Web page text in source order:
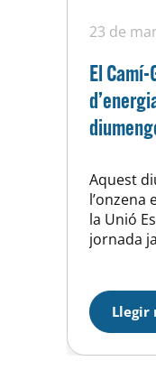
23 de
El
Aquest
l’onzena
la Unió
jornada
gossos
Llegir